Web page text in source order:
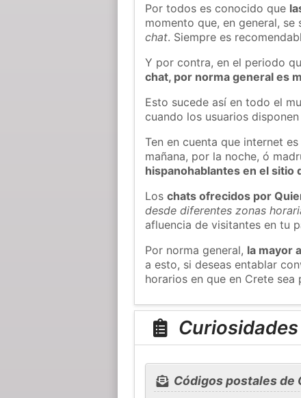
Por todos es conocido que
momento que, en general,
chat. Siempre es
Y por contra, en el periodo
chat, por norma general es
Esto sucede así en todo el
cuando los usuarios
Ten en cuenta que internet
mañana, por la noche, ó
hispanohablantes en el sitio
Loschats ofrecidos por
desde diferentes zonas
afluencia de visitantes en tu
Por norma general, la mayor
a esto, si deseas entablar
horarios en que en Crete
Códigos postales de